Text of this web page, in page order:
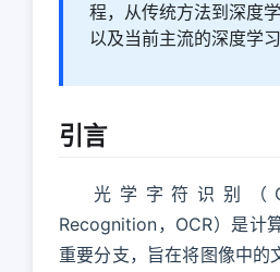
程，从传统方法到深度
以及当前主流的深度学习
引言
光学字符识别（
Recognition，OCR）是计
重要分支，旨在将图像中的